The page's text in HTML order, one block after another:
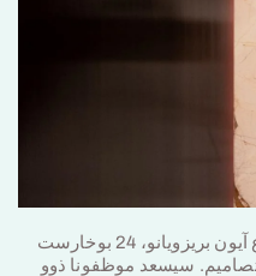
تفضل بزيارة متجرنا الكائن في شارع آيون بريزويانو، 24 بوخارست
سيسعد موظفونا ذوو